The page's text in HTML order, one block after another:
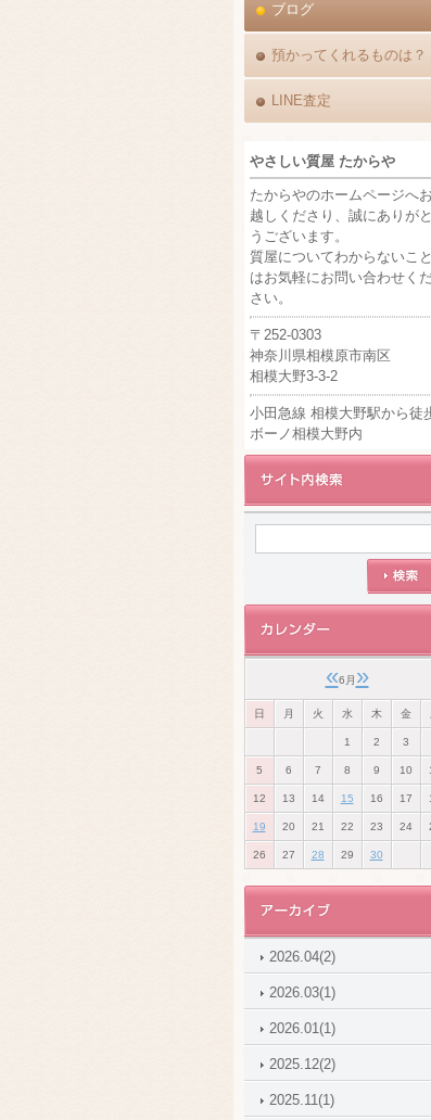
ブログ
預かってくれるものは？
LINE査定
やさしい質屋 たからや
たからやのホームページへお
越しくださり、誠にありがと
うございます。
質屋についてわからないこと
はお気軽にお問い合わせく
さい。
〒252-0303
神奈川県相模原市南区
相模大野3-3-2
小田急線 相模大野駅から徒
ボーノ相模大野内
«6月 »
日 月 火 水 木 金
1 2 3
5 6 7 8 9 10
12 13 14 15 16 17
19 20 21 22 23 24
26 27 28 29 30
2026.04(2)
2026.03(1)
2026.01(1)
2025.12(2)
2025.11(1)